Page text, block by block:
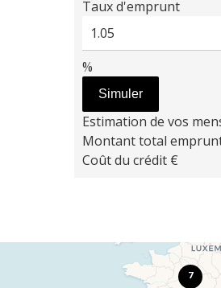
Taux d'emprunt
%
Simuler
Estimation de vos
Montant total
Coût du crédit €
7